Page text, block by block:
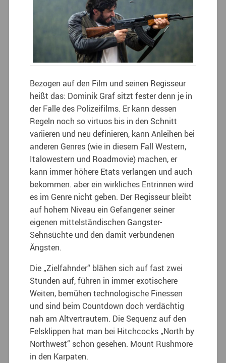
Bezogen auf den Film und seinen Regisseur
heißt das: Dominik Graf sitzt fester denn je in
der Falle des Polizeifilms. Er kann dessen
Regeln noch so virtuos bis in den Schnitt
variieren und neu definieren, kann Anleihen bei
anderen Genres (wie in diesem Fall Western,
Italowestern und Roadmovie) machen, er
kann immer höhere Etats verlangen und auch
bekommen. aber ein wirkliches Entrinnen wird
es im Genre nicht geben. Der Regisseur bleibt
auf hohem Niveau ein Gefangener seiner
eigenen mittelständischen Gangster-
Sehnsüchte und den damit verbundenen
Ängsten.
Die „Zielfahnder“ blähen sich auf fast zwei
Stunden auf, führen in immer exotischere
Weiten, bemühen technologische Finessen
und sind beim Countdown doch verdächtig
nah am Altvertrautem. Die Sequenz auf den
Felsklippen hat man bei Hitchcocks „North by
Northwest“ schon gesehen. Mount Rushmore
in den Karpaten.